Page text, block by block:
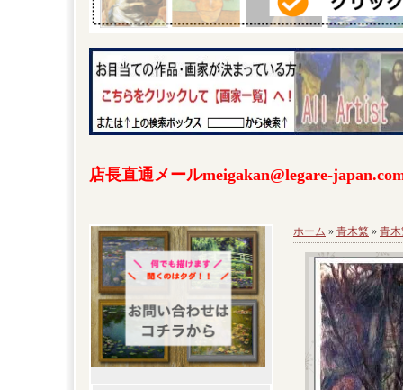
店長直通メールmeigakan@legare-
ホーム » 青木繁 » 青